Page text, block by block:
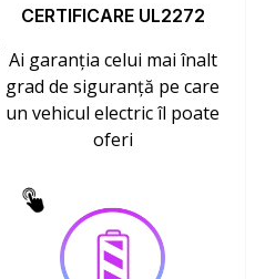
CERTIFICARE UL2272
Ai garanția celui mai înalt
grad de siguranță pe care
un vehicul electric îl poate
oferi